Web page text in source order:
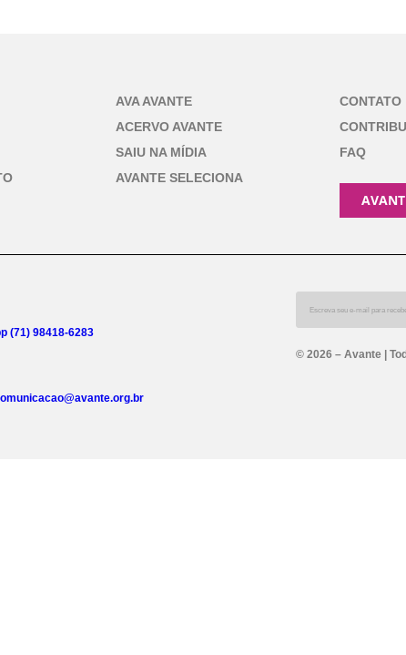
AVA AVANTE
ACERVO AVANTE
SAIU NA MÍDIA
AVANTE SELECIONA
CONTATO
FAQ
(71) 98418-6283
© 2026 – Avante |